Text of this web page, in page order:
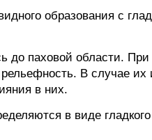
образования с
до паховой области.
В случае
в них.
в виде